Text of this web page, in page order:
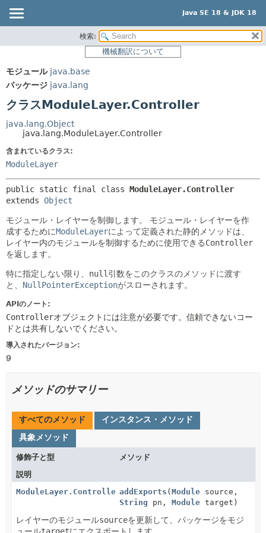
Java SE 18 & JDK 18
パッケージ
使用
ツリー
プレビュー
新規
非推奨
索引
ヘルプ
サマリー:
ネスト済
メソッド
詳細:
メソッド
検索:
機械翻訳について
モジュール java.base
パッケージ java.lang
クラスModuleLayer.Controller
java.lang.Object
java.lang.ModuleLayer.Controller
含まれているクラス:
ModuleLayer
public static final class ModuleLayer.Controller
extends Object
モジュール・レイヤーを制御します。
モジュール・レイヤーを作
成するためにModuleLayerによって定義された静的メソッドは、
レイヤー内のモジュールを制御するために使用できるController
を返します。
特に指定しない限り、 null 引数をこのクラスのメソッドに渡す
と、 NullPointerExceptionがスローされます。
APIのノート:
Controllerオブジェクトには注意が必要です。信頼できないコー
ドとは共有しないでください。
導入されたバージョン:
9
メソッドのサマリー
すべてのメソッド
インスタンス・メソッド
具象メソッド
修飾子と型
メソッド
説明
ModuleLayer.ControlleraddExports (Module source,
String pn,Module target)
レイヤーのモジュールsourceを更新して、パッケージをモジ
ュールtargetにエクスポートします。